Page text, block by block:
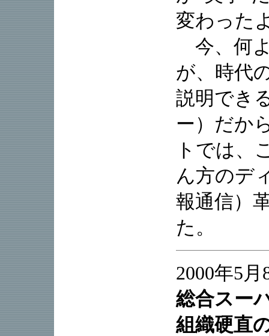
変わった
今、何
が、時代
説明でき
ー）だか
トでは、
ん方のデ
報通信）
た。
2000年5月
総合スー
組織硬直